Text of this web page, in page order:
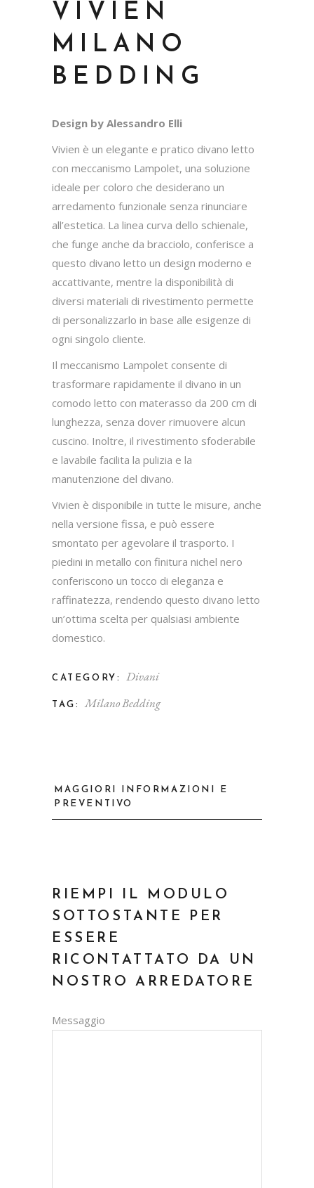
VIVIEN
MILANO
BEDDING
Design by Alessandro Elli
Vivien è un elegante e pratico divano letto
con meccanismo Lampolet, una soluzione
ideale per coloro che desiderano un
arredamento funzionale senza rinunciare
all’estetica. La linea curva dello schienale,
che funge anche da bracciolo, conferisce a
questo divano letto un design moderno e
accattivante, mentre la disponibilità di
diversi materiali di rivestimento permette
di personalizzarlo in base alle esigenze di
ogni singolo cliente.
Il meccanismo Lampolet consente di
trasformare rapidamente il divano in un
comodo letto con materasso da 200 cm di
lunghezza, senza dover rimuovere alcun
cuscino. Inoltre, il rivestimento sfoderabile
e lavabile facilita la pulizia e la
manutenzione del divano.
Vivien è disponibile in tutte le misure, anche
nella versione fissa, e può essere
smontato per agevolare il trasporto. I
piedini in metallo con finitura nichel nero
conferiscono un tocco di eleganza e
raffinatezza, rendendo questo divano letto
un’ottima scelta per qualsiasi ambiente
domestico.
CATEGORY: Divani
TAG: Milano Bedding
MAGGIORI INFORMAZIONI E
PREVENTIVO
RIEMPI IL MODULO
SOTTOSTANTE PER
ESSERE
RICONTATTATO DA UN
NOSTRO ARREDATORE
Messaggio